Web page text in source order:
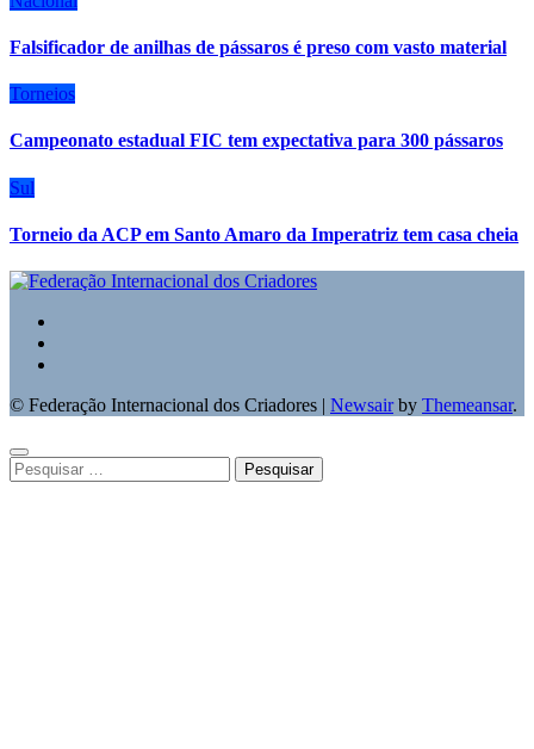
Falsificador de anilhas de pássaros é preso com vasto material
Torneios
Campeonato estadual FIC tem expectativa para 300 pássaros
Sul
Torneio da ACP em Santo Amaro da Imperatriz tem casa cheia
© Federação Internacional dos Criadores | Newsairby Themeansar.
Pesquisar
por: